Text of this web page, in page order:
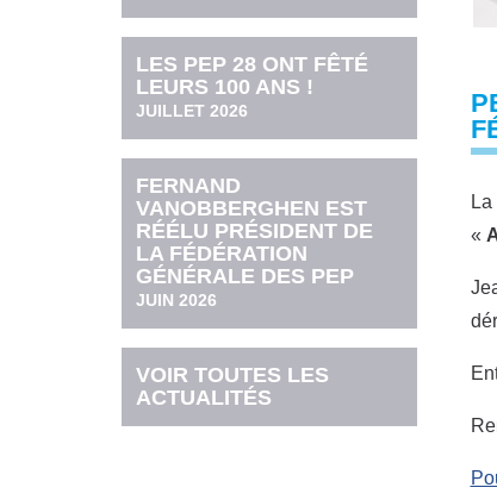
LES PEP 28 ONT FÊTÉ
LEURS 100 ANS !
JUILLET 2026
FERNAND
VANOBBERGHEN EST
RÉÉLU PRÉSIDENT DE
LA FÉDÉRATION
GÉNÉRALE DES PEP
JUIN 2026
VOIR TOUTES LES
ACTUALITÉS
«